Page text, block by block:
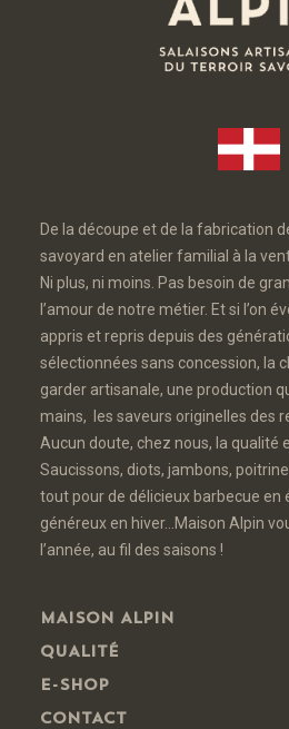
De la découpe et de la fabrication
savoyard en atelier familial à la
Ni plus, ni moins. Pas besoin de
l’amour de notre métier. Et si l’on
appris et repris depuis des
sélectionnées sans concession, la
garder artisanale, une production
mains, les saveurs originelles des
Aucun doute, chez nous, la qualité
Saucissons, diots, jambons,
tout pour de délicieux barbecue en
généreux en hiver…Maison Alpin
l’année, au fil des saisons !
MAISON ALPIN
QUALITÉ
E-SHOP
CONTACT